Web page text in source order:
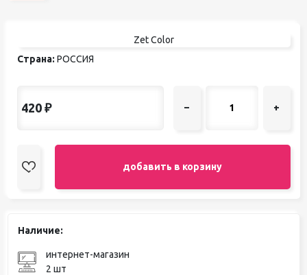
Zet Color
Страна: РОССИЯ
420 ₽ – +
добавить в корзину
Наличие:
интернет-магазин
2 шт